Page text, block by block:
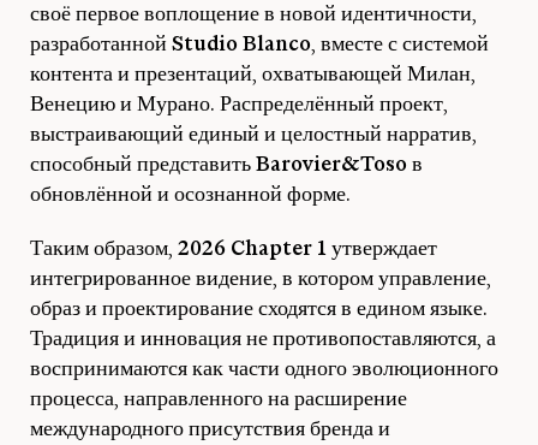
своё первое воплощение в новой идентичности,
разработанной Studio Blanco, вместе с системой
контента и презентаций, охватывающей Милан,
Венецию и Мурано. Распределённый проект,
выстраивающий единый и целостный нарратив,
способный представить Barovier&Toso в
обновлённой и осознанной форме.
Таким образом, 2026 Chapter 1 утверждает
интегрированное видение, в котором управление,
образ и проектирование сходятся в едином языке.
Традиция и инновация не противопоставляются, а
воспринимаются как части одного эволюционного
процесса, направленного на расширение
международного присутствия бренда и